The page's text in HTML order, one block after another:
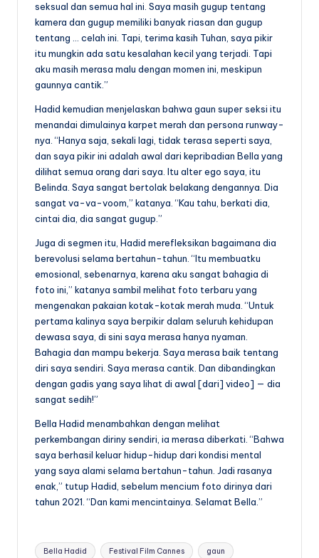
seksual dan semua hal ini. Saya masih gugup tentang
kamera dan gugup memiliki banyak riasan dan gugup
tentang … celah ini. Tapi, terima kasih Tuhan, saya pikir
itu mungkin ada satu kesalahan kecil yang terjadi. Tapi
aku masih merasa malu dengan momen ini, meskipun
gaunnya cantik.”
Hadid kemudian menjelaskan bahwa gaun super seksi itu
menandai dimulainya karpet merah dan persona runway-
nya. “Hanya saja, sekali lagi, tidak terasa seperti saya,
dan saya pikir ini adalah awal dari kepribadian Bella yang
dilihat semua orang dari saya. Itu alter ego saya, itu
Belinda. Saya sangat bertolak belakang dengannya. Dia
sangat va-va-voom,” katanya. “Kau tahu, berkati dia,
cintai dia, dia sangat gugup.”
Juga di segmen itu, Hadid merefleksikan bagaimana dia
berevolusi selama bertahun-tahun. “Itu membuatku
emosional, sebenarnya, karena aku sangat bahagia di
foto ini,” katanya sambil melihat foto terbaru yang
mengenakan pakaian kotak-kotak merah muda. “Untuk
pertama kalinya saya berpikir dalam seluruh kehidupan
dewasa saya, di sini saya merasa hanya nyaman.
Bahagia dan mampu bekerja. Saya merasa baik tentang
diri saya sendiri. Saya merasa cantik. Dan dibandingkan
dengan gadis yang saya lihat di awal [dari] video] — dia
sangat sedih!”
Bella Hadid menambahkan dengan melihat
perkembangan diriny sendiri, ia merasa diberkati. “Bahwa
saya berhasil keluar hidup-hidup dari kondisi mental
yang saya alami selama bertahun-tahun. Jadi rasanya
enak,” tutup Hadid, sebelum mencium foto dirinya dari
tahun 2021. “Dan kami mencintainya. Selamat Bella.”
Tags:
Bella Hadid Festival Film Cannes gaun